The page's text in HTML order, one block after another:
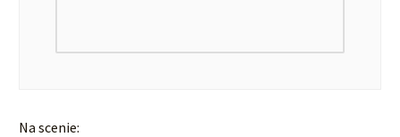
Na scenie: